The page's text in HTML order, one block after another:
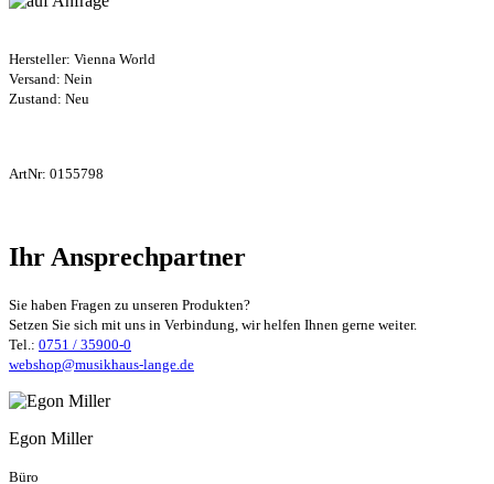
Hersteller: Vienna World
Versand: Nein
Zustand: Neu
ArtNr: 0155798
Ihr Ansprechpartner
Sie haben Fragen zu unseren Produkten?
Setzen Sie sich mit uns in Verbindung, wir helfen Ihnen gerne weiter.
Tel.: 0751 / 35900-0
webshop@musikhaus-lange.de
Egon Miller
Büro